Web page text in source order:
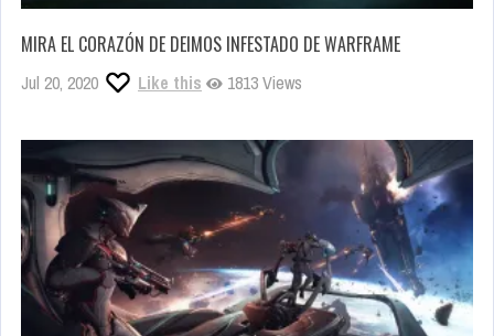
MIRA EL CORAZÓN DE DEIMOS INFESTADO DE WARFRAME
Jul 20, 2020 Like this 1813 Views